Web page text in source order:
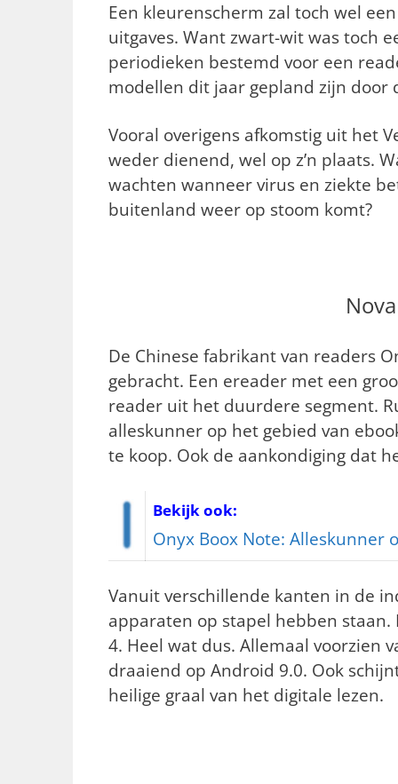
Een kleurenscherm zal toch wel
uitgaves. Want zwart-wit was toch
periodieken bestemd voor een
modellen dit jaar gepland zijn door
Vooral overigens afkomstig uit het
weder dienend, wel op z’n plaats.
wachten wanneer virus en ziekte
buitenland weer op stoom komt?
De Chinese fabrikant van readers
gebracht. Een ereader met een
reader uit het duurdere segment.
alleskunner op het gebied van
te koop. Ook de aankondiging dat
Bekijk ook:
Onyx Boox Note: Alleskunner
Vanuit verschillende kanten in de
apparaten op stapel hebben staan.
4. Heel wat dus. Allemaal voorzien
draaiend op Android 9.0. Ook
heilige graal van het digitale lezen.